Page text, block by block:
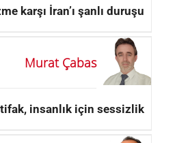
karşı İran’ı şanlı duruşu
Murat Çabas
insanlık için sessizlik